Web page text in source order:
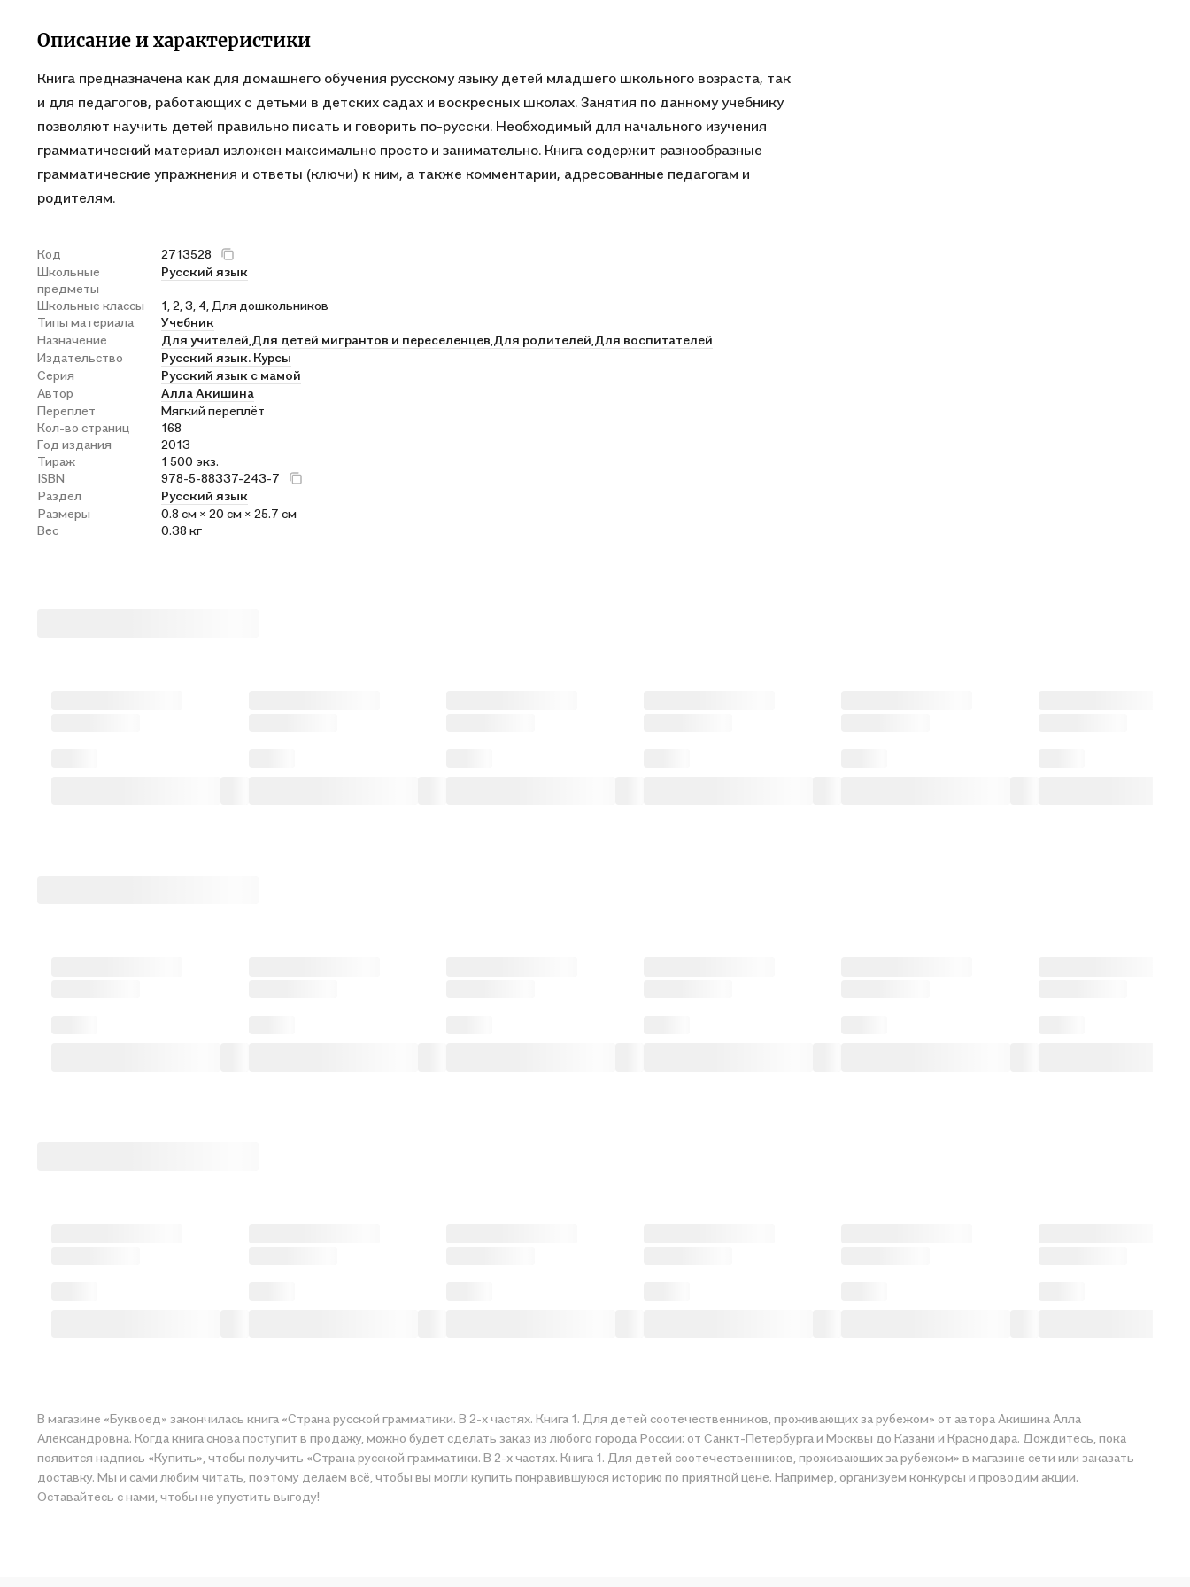
Описание и характеристики
Книга предназначена как для домашнего обучения русскому языку детей младшего школьного возраста, так
и для педагогов, работающих с детьми в детских садах и воскресных школах. Занятия по данному учебнику
позволяют научить детей правильно писать и говорить по-русски. Необходимый для начального изучения
грамматический материал изложен максимально просто и занимательно. Книга содержит разнообразные
грамматические упражнения и ответы (ключи) к ним, а также комментарии, адресованные педагогам и
родителям.
Код
2713528
Школьные
предметы
Русский язык
Школьные классы
1, 2, 3, 4, Для дошкольников
Типы материала
Учебник
Назначение
Для учителей, Для детей мигрантов и переселенцев, Для родителей, Для воспитателей
Издательство
Русский язык. Курсы
Серия
Русский язык с мамой
Автор
Алла Акишина
Переплет
Мягкий переплёт
Кол-во страниц
168
Год издания
2013
Тираж
1 500 экз.
ISBN
978-5-88337-243-7
Раздел
Русский язык
Размеры
0.8 см × 20 см × 25.7 см
Вес
0.38 кг
В магазине «Буквоед» закончилась книга «Страна русской грамматики. В 2-х частях. Книга 1. Для детей соотечественников, проживающих за рубежом» от автора Акишина Алла
Александровна. Когда книга снова поступит в продажу, можно будет сделать заказ из любого города России: от Санкт-Петербурга и Москвы до Казани и Краснодара. Дождитесь, пока
появится надпись «Купить», чтобы получить «Страна русской грамматики. В 2-х частях. Книга 1. Для детей соотечественников, проживающих за рубежом» в магазине сети или заказать
доставку. Мы и сами любим читать, поэтому делаем всё, чтобы вы могли купить понравившуюся историю по приятной цене. Например, организуем конкурсы и проводим акции.
Оставайтесь с нами, чтобы не упустить выгоду!